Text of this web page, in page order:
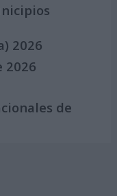
2026
2026
de